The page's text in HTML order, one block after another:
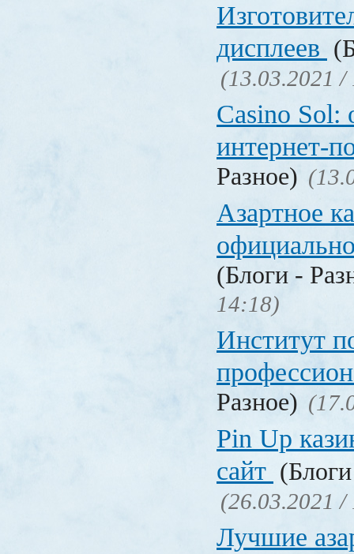
дисплеев
(13.03.2021 /
Casino Sol:
интернет-
Разное)
Азартное
(Блоги -
14:18)
Институт
Разное)
Pin Up
сайт
(26.03.2021 /
Лучшие